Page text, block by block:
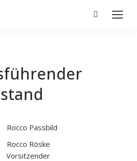
Search:
Rocco Röske
Vorsitzender